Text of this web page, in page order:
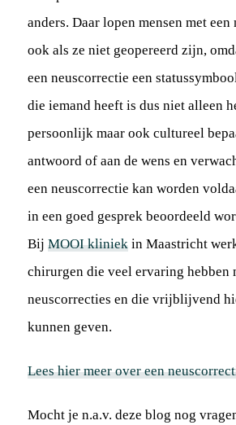
anders. Daar lopen mensen met een
ook als ze niet geopereerd zijn,
een neuscorrectie een
die iemand heeft is dus niet alleen
persoonlijk maar ook cultureel
antwoord of aan de wens en
een neuscorrectie kan worden
in een goed gesprek beoordeeld
Bij MOOI kliniekin Maastricht
chirurgen die veel ervaring hebben
neuscorrecties en die vrijblijvend
kunnen geven.
Lees hier meer over een
Mocht je n.a.v. deze blog nog